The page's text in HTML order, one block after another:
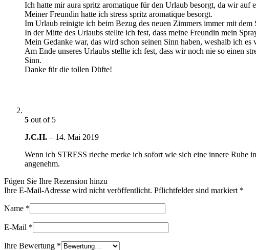
Ich hatte mir aura spritz aromatique für den Urlaub besorgt, da wir auf
Meiner Freundin hatte ich stress spritz aromatique besorgt.
Im Urlaub reinigte ich beim Bezug des neuen Zimmers immer mit dem
In der Mitte des Urlaubs stellte ich fest, dass meine Freundin mein
Mein Gedanke war, das wird schon seinen Sinn haben, weshalb ich es
Am Ende unseres Urlaubs stellte ich fest, dass wir noch nie so einen
Sinn.
Danke für die tollen Düfte!
5 out of 5
J.C.H. – 14. Mai 2019
Wenn ich STRESS rieche merke ich sofort wie sich eine innere Ruhe
angenehm.
Fügen Sie Ihre Rezension hinzu
Ihre E-Mail-Adresse wird nicht veröffentlicht. Pflichtfelder sind markiert *
Name *
E-Mail *
Ihre Bewertung *